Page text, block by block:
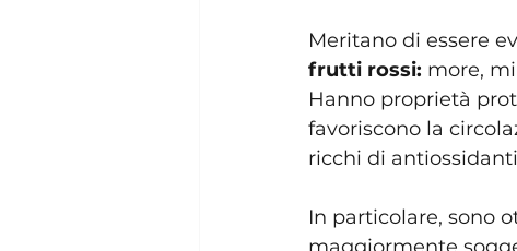
Meritano di essere
frutti rossi: more,
Hanno proprietà
favoriscono la
ricchi di
In particolare, sono